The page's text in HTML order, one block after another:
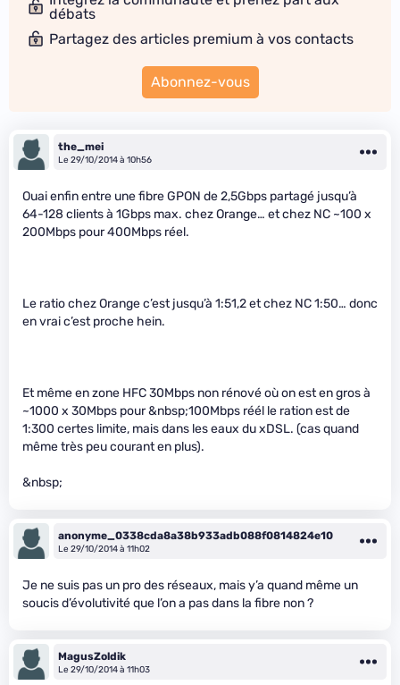
débats
Partagez des articles premium à vos contacts
Abonnez-vous
the_mei
Le 29/10/2014 à 10h56
Ouai enfin entre une fibre GPON de 2,5Gbps partagé jusqu’à
64-128 clients à 1Gbps max. chez Orange… et chez NC ~100 x
200Mbps pour 400Mbps réel.
Le ratio chez Orange c’est jusqu’à 1:51,2 et chez NC 1:50… donc
en vrai c’est proche hein.
Et même en zone HFC 30Mbps non rénové où on est en gros à
~1000 x 30Mbps pour &nbsp;100Mbps réél le ration est de
1:300 certes limite, mais dans les eaux du xDSL. (cas quand
même très peu courant en plus).
&nbsp;
anonyme_0338cda8a38b933adb088f0814824e10
Le 29/10/2014 à 11h02
Je ne suis pas un pro des réseaux, mais y’a quand même un
soucis d’évolutivité que l’on a pas dans la fibre non ?
MagusZoldik
Le 29/10/2014 à 11h03